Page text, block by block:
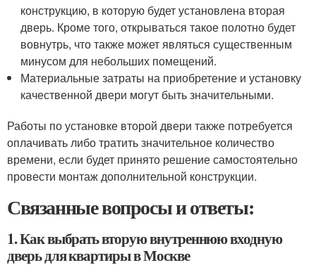
конструкцию, в которую будет установлена вторая
дверь. Кроме того, открываться такое полотно будет
вовнутрь, что также может являться существенным
минусом для небольших помещений.
Материальные затраты на приобретение и установку
качественной двери могут быть значительными.
Работы по установке второй двери также потребуется
оплачивать либо тратить значительное количество
времени, если будет принято решение самостоятельно
провести монтаж дополнительной конструкции.
Связанные вопросы и ответы:
1. Как выбрать вторую внутреннюю входную
дверь для квартиры в Москве